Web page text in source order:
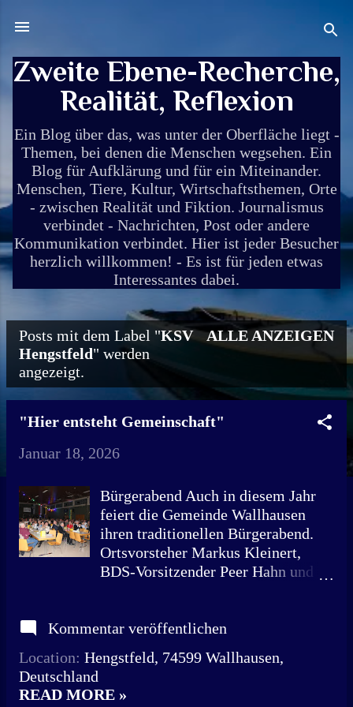
Zweite Ebene-Recherche,
Realität, Reflexion
Ein Blog über das, was unter der Oberfläche liegt -
Themen, bei denen die Menschen wegsehen. Ein
Blog für Aufklärung und für ein Miteinander.
Menschen, Tiere, Kultur, Wirtschaftsthemen, Orte
- zwischen Realität und Fiktion. Journalismus
verbindet - Nachrichten, Post oder andere
Kommunikation verbindet. Hier ist jeder Besucher
herzlich willkommen! - Es ist für jeden etwas
Interessantes dabei.
P
s
Posts mit dem Label "KSV
Hengstfeld" werden
angezeigt.
ALLE ANZEIGEN
"Hier entsteht Gemeinschaft"
Januar 18, 2026
Bürgerabend Auch in diesem Jahr
feiert die Gemeinde Wallhausen
ihren traditionellen Bürgerabend.
Ortsvorsteher Markus Kleinert,
BDS-Vorsitzender Peer Hahn und
erfolgreiches Jahr zurück.
glückliche Gesichter und ein
Kommentar veröffentlichen
Location: Hengstfeld, 74599 Wallhausen,
Deutschland
READ MORE »